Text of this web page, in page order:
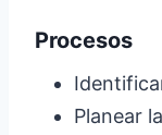
Procesos
Planear